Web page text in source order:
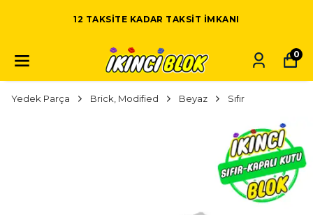
12 TAKSITE KADAR TAKSIT IMKANI
0
Yedek Parça Brick, Modified Beyaz Sıfır